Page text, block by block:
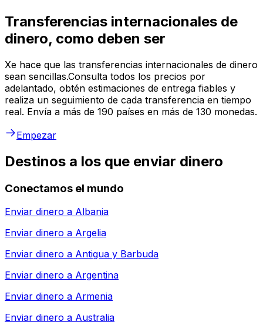
Transferencias internacionales de
dinero, como deben ser
Xe hace que las transferencias internacionales de dinero
sean sencillas.Consulta todos los precios por
adelantado, obtén estimaciones de entrega fiables y
realiza un seguimiento de cada transferencia en tiempo
real. Envía a más de 190 países en más de 130 monedas.
Empezar
Destinos a los que enviar dinero
Conectamos el mundo
Enviar dinero a Albania
Enviar dinero a Argelia
Enviar dinero a Antigua y Barbuda
Enviar dinero a Argentina
Enviar dinero a Armenia
Enviar dinero a Australia